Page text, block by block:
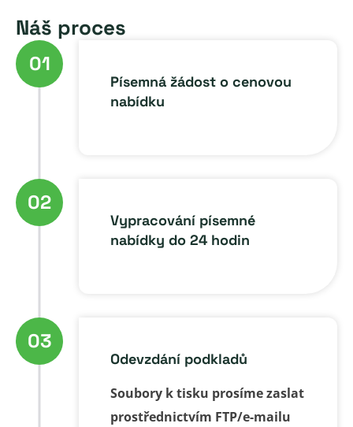
Náš proces
Písemná žádost o cenovou
nabídku
01
Vypracování písemné
nabídky do 24 hodin
02
Odevzdání podkladů
Soubory k tisku prosíme zaslat
prostřednictvím FTP/e-mailu
03